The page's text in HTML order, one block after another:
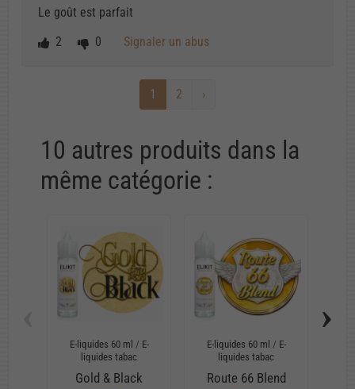
Le goût est parfait
2
0 Signaler un abus
1 2 ›
10 autres produits dans la
même catégorie :
E-liquides 60 ml / E-
liquides tabac
Gold & Black
E-liquides 60 ml / E-
liquides tabac
Route 66 Blend
›